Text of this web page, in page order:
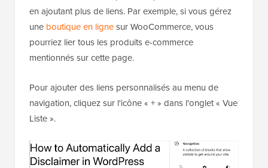
en ajoutant plus de liens. Par exemple, si vous gérez
une boutique en lignesur WooCommerce, vous
pourriez lier tous les produits e-commerce
mentionnés sur cette page.
Pour ajouter des liens personnalisés au menu de
navigation, cliquez sur l'icône « + » dans l'onglet « Vue
Liste ».